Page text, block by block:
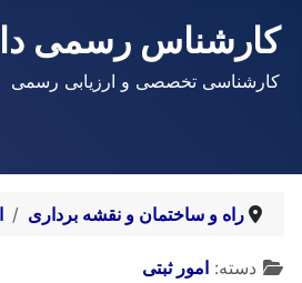
کارشناس رسمی
کارشناسی تخصصی و ارزیابی رسمی
راه و ساختمان و نقشه برداری
توضیحات
دسته: امور ثبتی